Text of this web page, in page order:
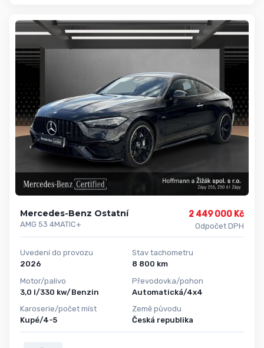
Mercedes-Benz Ostatní
AMG 53 4MATIC+
2 449 000 Kč
Odpočet DPH
Uvedení do provozu
2026
Motor/palivo
3,0 l/330 kw/Benzin
Karoserie/počet míst
Kupé/4-5
Stav tachometru
8 800 km
Převodovka/pohon
Automatická/4x4
Země původu
Česká republika